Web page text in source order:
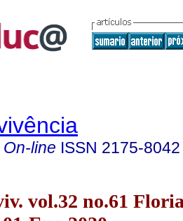
line ISSN 2175-8042
vol.32 no.61